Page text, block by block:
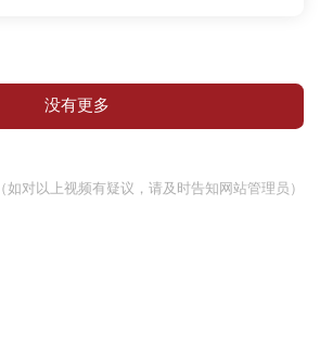
没有更多
（如对以上视频有疑议，请及时告知网站管理员）